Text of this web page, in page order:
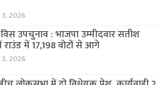
2026
उपचुनाव : भाजपा उम्मीदवार सतीश
में 17,198 वोटों से आगे
2026